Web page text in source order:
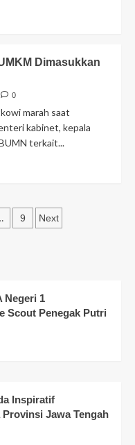
Dimasukkan
0
marah saat
kabinet, kepala
terkait...
9 Next
Negeri 1
Scout Penegak Putri
Inspiratif
Jawa Tengah